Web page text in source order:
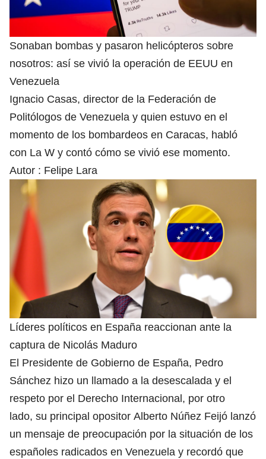
Sonaban bombas y pasaron helicópteros sobre
nosotros: así se vivió la operación de EEUU en
Venezuela
Ignacio Casas, director de la Federación de
Politólogos de Venezuela y quien estuvo en el
momento de los bombardeos en Caracas, habló
con La W y contó cómo se vivió ese momento.
Autor : Felipe Lara
Líderes políticos en España reaccionan ante la
captura de Nicolás Maduro
El Presidente de Gobierno de España, Pedro
Sánchez hizo un llamado a la desescalada y el
respeto por el Derecho Internacional, por otro
lado, su principal opositor Alberto Núñez Feijó lanzó
un mensaje de preocupación por la situación de los
españoles radicados en Venezuela y recordó que